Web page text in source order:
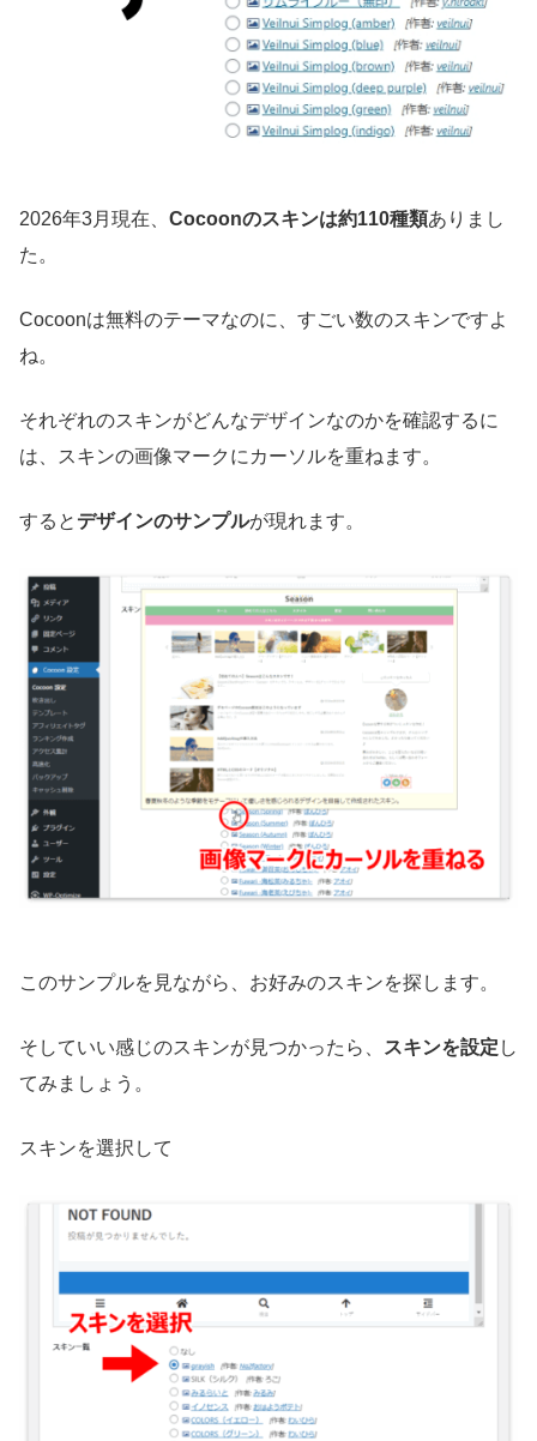
2026年3月現在、 Cocoonのスキンは約110種類ありまし
た。
Cocoonは無料のテーマなのに、すごい数のスキンですよ
ね。
それぞれのスキンがどんなデザインなのかを確認するに
は、スキンの画像マークにカーソルを重ねます。
すると デザインのサンプルが現れます。
このサンプルを見ながら、お好みのスキンを探します。
そしていい感じのスキンが見つかったら、 スキンを設定 し
てみましょう。
スキンを選択して